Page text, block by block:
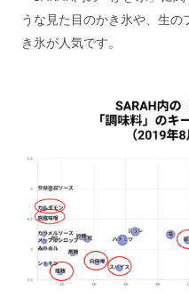
うな見た目のかき氷や、生
き氷が人気です。